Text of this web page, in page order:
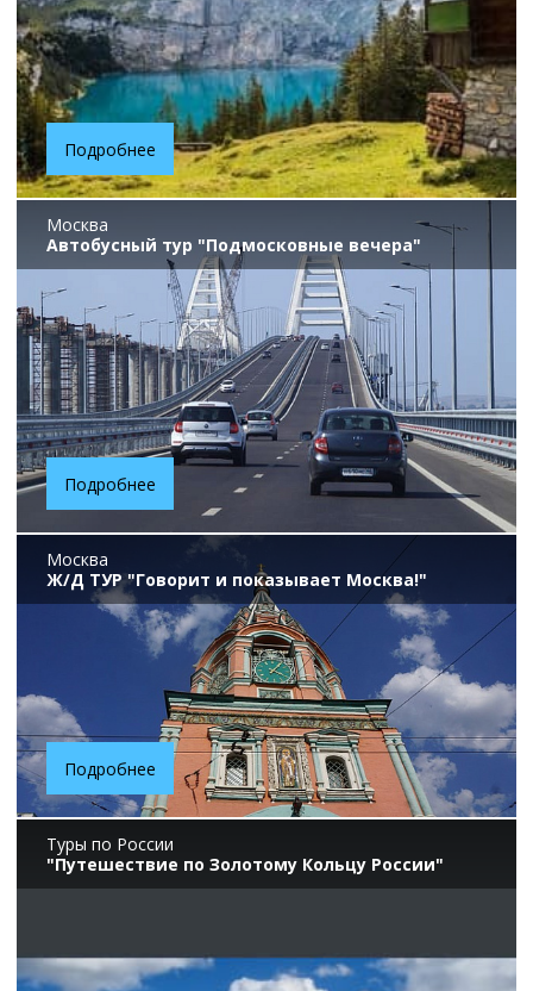
Подробнее
Москва
Автобусный тур "Подмосковные вечера"
Подробнее
Москва
Ж/Д ТУР "Говорит и показывает Москва!"
Подробнее
Туры по России
"Путешествие по Золотому Кольцу России"